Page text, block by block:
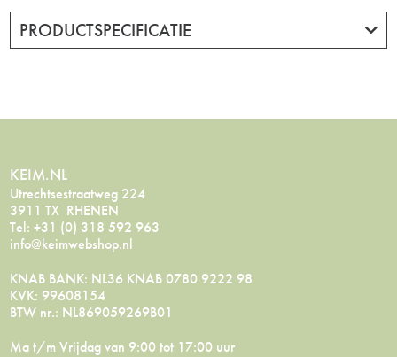
PRODUCTSPECIFICATIE
KEIM.NL
Utrechtsestraatweg 224
3911 TX RHENEN
Tel: +31 (0) 318 592 963
info@keimwebshop.nl
KNAB BANK: NL36 KNAB 0780 9222 98
KVK: 99608154
BTW nr.: NL869059269B01
Ma t/m Vrijdag van 9:00 tot 17:00 uur